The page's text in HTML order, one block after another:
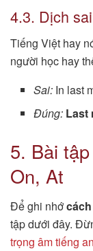
4.3. Dịch
Tiếng Việt hay
người học hay
Sai: In last
Đúng: Last
5. Bài
On, At
Để ghi nhớ
tập dưới đây.
trọng âm tiếng